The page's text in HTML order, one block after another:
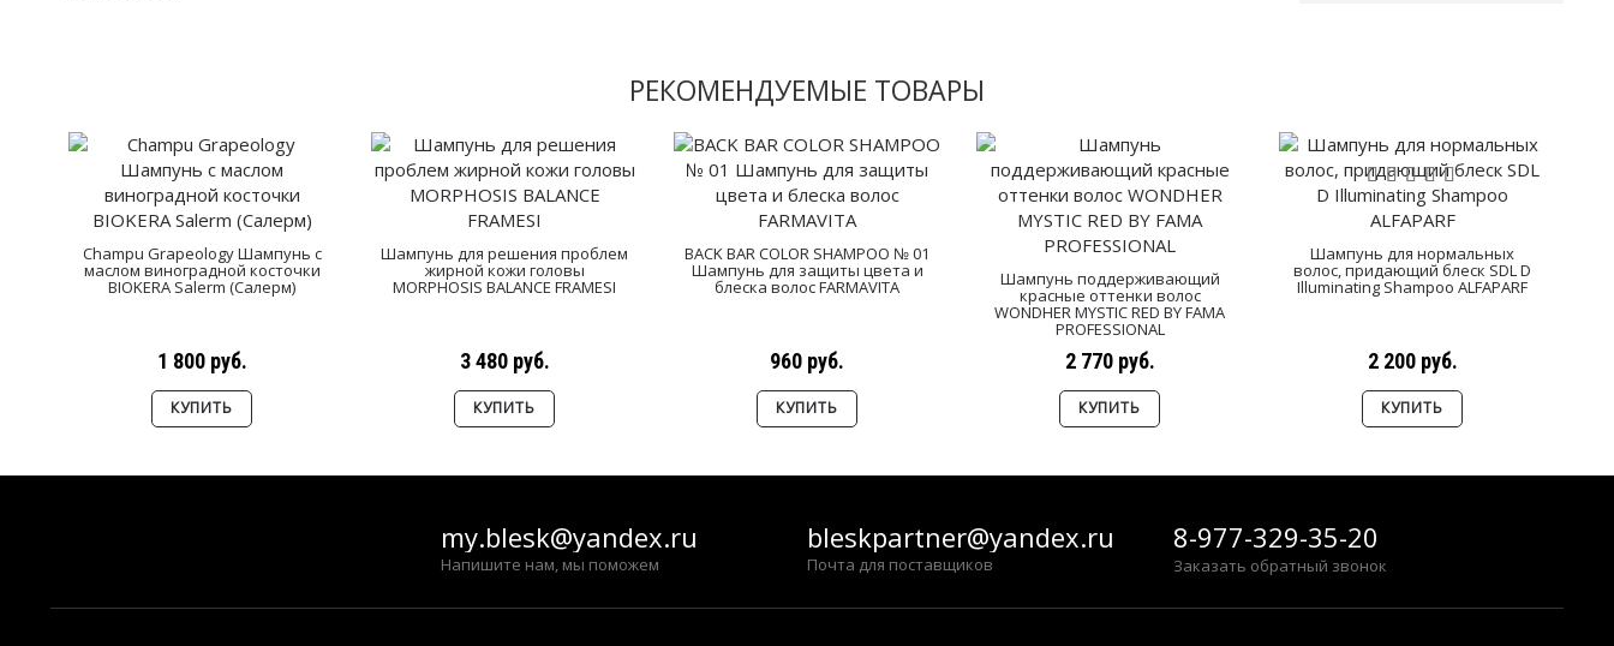
РЕКОМЕНДУЕМЫЕ ТОВАРЫ
Champu Grapeology Шампунь с
маслом виноградной косточки
BIOKERA Salerm (Cалерм)
1 800 руб.
КУПИТЬ
Шампунь для решения проблем
жирной кожи головы
MORPHOSIS BALANCE FRAMESI
3 480 руб.
КУПИТЬ
BACK BAR COLOR SHAMPOO № 01
Шампунь для защиты цвета и
блеска волос FARMAVITA
960 руб.
КУПИТЬ
Шампунь поддерживающий
красные оттенки волос
WONDHER MYSTIC RED BY FAMA
PROFESSIONAL
2 770 руб.
КУПИТЬ
Шампунь для нормальных
волос, придающий блеск SDL D
Illuminating Shampoo ALFAPARF
2 200 руб.
КУПИТЬ
my.blesk@yandex.ru
Напишите нам, мы поможем
bleskpartner@yandex.ru
Почта для поставщиков
8-977-329-35-20
Заказать обратный звонок